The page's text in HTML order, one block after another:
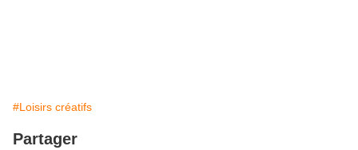
#Loisirs créatifs
Partager